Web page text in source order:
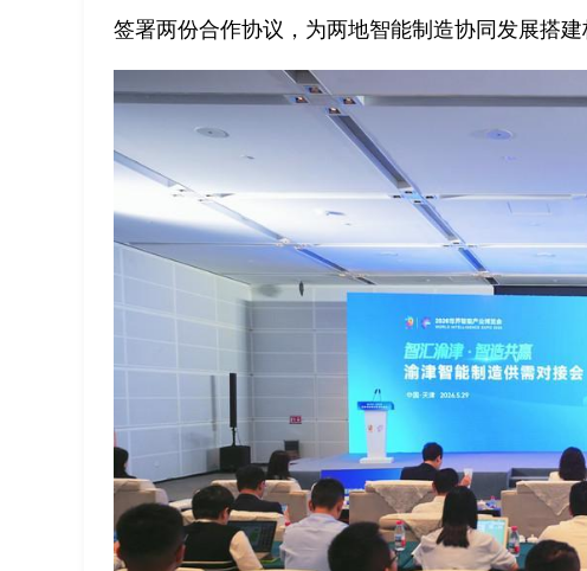
签署两份合作协议，为两地智能制造协同发展搭建